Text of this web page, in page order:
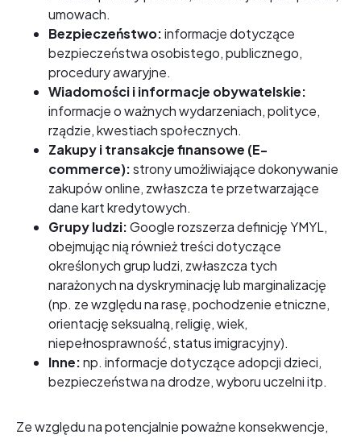
umowach.
Bezpieczeństwo:informacje dotyczące
bezpieczeństwa osobistego, publicznego,
procedury awaryjne.
Wiadomości i informacje obywatelskie:
informacje o ważnych wydarzeniach, polityce,
rządzie, kwestiach społecznych.
Zakupy i transakcje finansowe (E-
commerce):strony umożliwiające dokonywanie
zakupów online, zwłaszcza te przetwarzające
dane kart kredytowych.
Grupy ludzi:Google rozszerza definicję YMYL,
obejmując nią również treści dotyczące
określonych grup ludzi, zwłaszcza tych
narażonych na dyskryminację lub marginalizację
(np. ze względu na rasę, pochodzenie etniczne,
orientację seksualną, religię, wiek,
niepełnosprawność, status imigracyjny).
Inne:np. informacje dotyczące adopcji dzieci,
bezpieczeństwa na drodze, wyboru uczelni itp.
Ze względu na potencjalnie poważne konsekwencje,